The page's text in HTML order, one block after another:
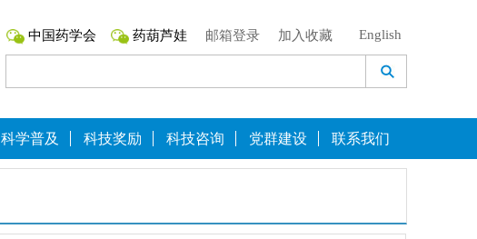
中国药学会 药葫芦娃 邮箱登录 加入收藏 English
科学普及 科技奖励 科技咨询 党群建设 联系我们